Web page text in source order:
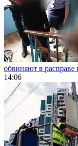
обвиняют в расправе
14:06